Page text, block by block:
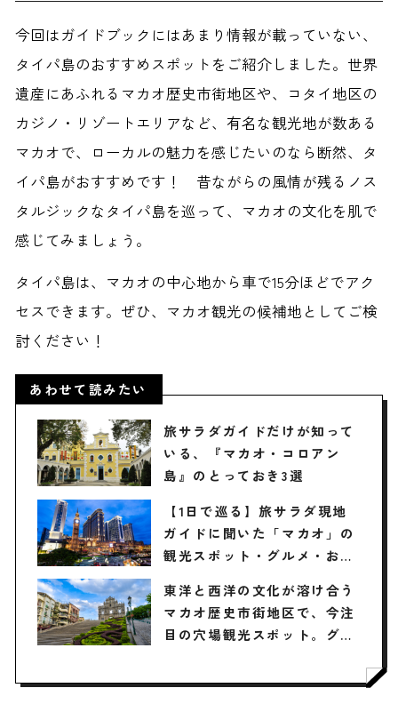
今回はガイドブックにはあまり情報が載っていない、
タイパ島のおすすめスポットをご紹介しました。世界
遺産にあふれるマカオ歴史市街地区や、コタイ地区の
カジノ・リゾートエリアなど、有名な観光地が数ある
マカオで、ローカルの魅力を感じたいのなら断然、タ
イパ島がおすすめです！ 昔ながらの風情が残るノス
タルジックなタイパ島を巡って、マカオの文化を肌で
感じてみましょう。
タイパ島は、マカオの中心地から車で15分ほどでアク
セスできます。ぜひ、マカオ観光の候補地としてご検
討ください！
あわせて読みたい
旅サラダガイドだけが知って
いる、『マカオ・コロアン
島』のとっておき3選
【1日で巡る】旅サラダ現地
ガイドに聞いた「マカオ」の
観光スポット・グルメ・お土
た魅惑のエンタメシティ
東洋と西洋の文化が溶け合う
マカオ歴史市街地区で、今注
目の穴場観光スポット。グル